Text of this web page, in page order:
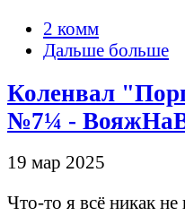
2 комм
Дальше больше
Коленвал
№7¼ -
19 мар 2025
Что-то я всё никак